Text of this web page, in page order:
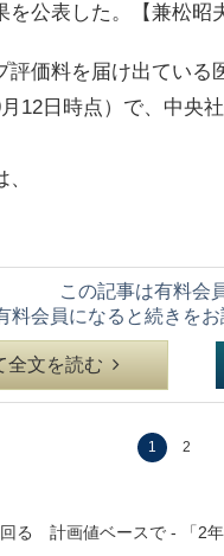
公表した。【兼松昭
価料を届け出ている
12日時点）で、中央
この記事は有料会
料会員になると続きをお
全文を読む
1 2
回る 計画値ベースで - 「2